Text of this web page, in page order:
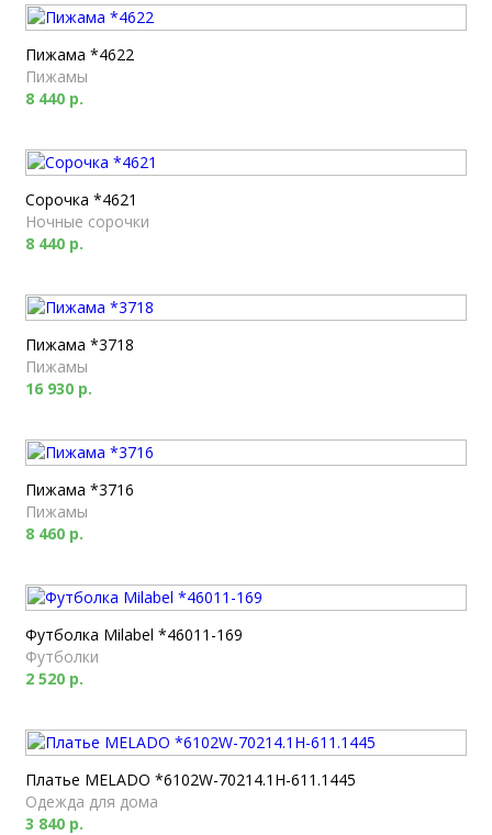
Пижама *4622
Пижамы
8 440 р.
Сорочка *4621
Ночные сорочки
8 440 р.
Пижама *3718
Пижамы
16 930 р.
Пижама *3716
Пижамы
8 460 р.
Футболка Milabel *46011-169
Футболки
2 520 р.
Платье MELADO *6102W-70214.1H-611.1445
Одежда для дома
3 840 р.